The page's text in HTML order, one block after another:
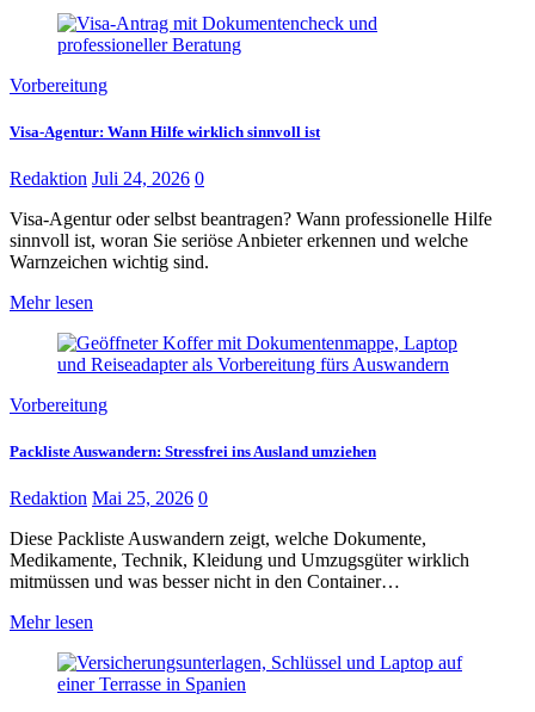
Vorbereitung
Visa-Agentur: Wann Hilfe wirklich sinnvoll ist
Redaktion Juli 24, 2026 0
Visa-Agentur oder selbst beantragen? Wann professionelle Hilfe
sinnvoll ist, woran Sie seriöse Anbieter erkennen und welche
Warnzeichen wichtig sind.
Mehr lesen
Vorbereitung
Packliste Auswandern: Stressfrei ins Ausland umziehen
Redaktion Mai 25, 2026 0
Diese Packliste Auswandern zeigt, welche Dokumente,
Medikamente, Technik, Kleidung und Umzugsgüter wirklich
mitmüssen und was besser nicht in den Container…
Mehr lesen